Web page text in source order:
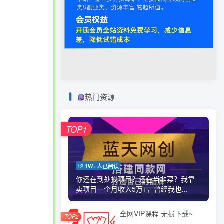
热门资源
12.1W+人已阅读
你还在到处找项目？还在当韭菜？我靠
卖项目一个月收入5万+，曾经我也...
TOP1
全网VIP课程 无损下载~
TOP2